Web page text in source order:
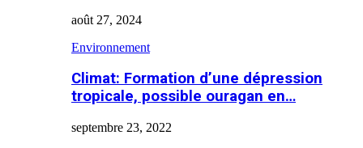
août 27, 2024
Environnement
Climat: Formation d’une dépression
tropicale, possible ouragan en…
septembre 23, 2022